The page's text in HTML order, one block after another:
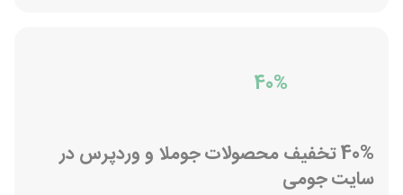
40%
40% تخفیف محصولات جوملا و وردپرس در
سایت جومی